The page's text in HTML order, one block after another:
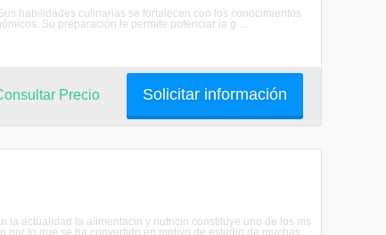
habilidades culinarias se fortalecen con los conocimientos
Su preparación le permite potenciar la g ...
Solicitar información
Precio
la actualidad la alimentacin y nutricin constituye uno de los ms
lo que se ha convertido en motivo de estudio de muchas